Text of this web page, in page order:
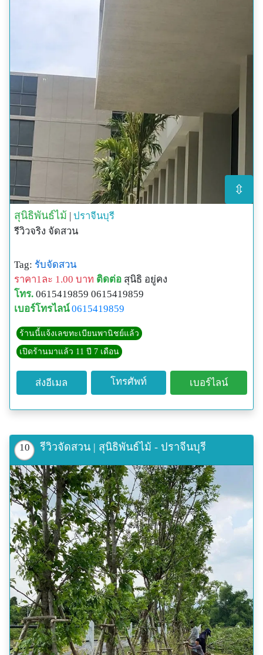
⇳
สุนิธิพันธ์ไม้
ปราจีนบุรี
รีวิวจริง จัดสวน
Tag: รับจัดสวน
ราคา1ละ 1.00 บาท ติดต่อ สุนิธิ อยู่คง
โทร. 0615419859 0615419859
เบอร์โทรไลน์ 0615419859
ร้านนี้แจ้งเลขทะเบียนพานิชย์แล้ว
เปิดร้านมาแล้ว 11 ปี 7 เดือน
ส่งอีเมล โทรศัพท์ เบอร์ไลน์
10 รีวิวจัดสวน | สุนิธิพันธ์ไม้ - ปราจีนบุรี